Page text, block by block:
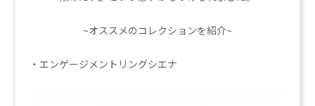
~オススメのコレクションを紹介~
・エンゲージメントリングシエナ